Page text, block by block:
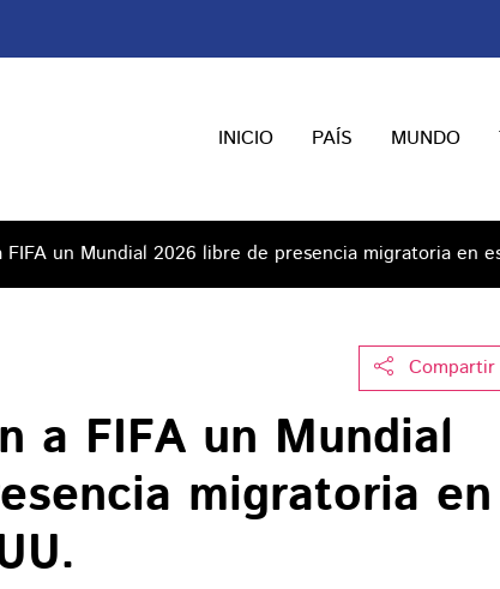
INICIO PAÍS MUNDO
un Mundial 2026 libre de presencia migratoria en
Compartir
a FIFA un Mundial
migratoria en